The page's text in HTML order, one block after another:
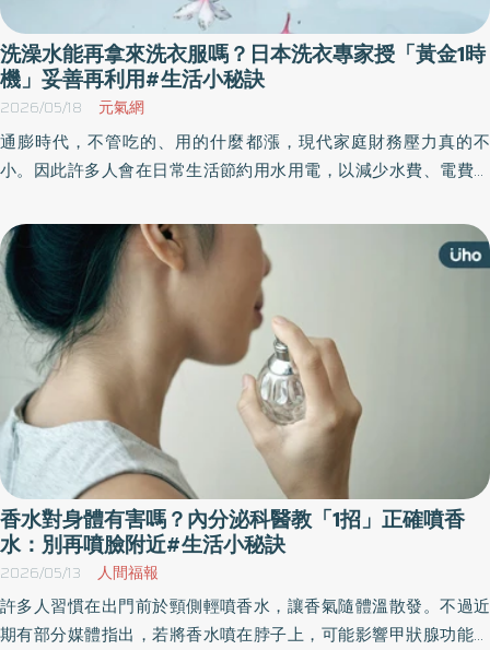
洗澡水能再拿來洗衣服嗎？日本洗衣專家授「黃金1時
機」妥善再利用#生活小秘訣
2026/05/18 元氣網
通膨時代，不管吃的、用的什麼都漲，現代家庭財務壓力真的不
小。因此許多人會在日常生活節約用水用電，以減少水費、電費等
其他利用，例如拿來澆花、洗衣服。到底洗澡水能再拿來洗衣服、
澆花嗎？《優活健康網》特選此篇解答。
香水對身體有害嗎？內分泌科醫教「1招」正確噴香
水：別再噴臉附近#生活小秘訣
2026/05/13 人間福報
許多人習慣在出門前於頸側輕噴香水，讓香氣隨體溫散發。不過近
期有部分媒體指出，若將香水噴在脖子上，可能影響甲狀腺功能。